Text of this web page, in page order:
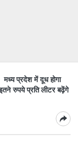
प्रदेश में दूध होगा
इतने रुपये प्रति लीटर बढ़ेंगे